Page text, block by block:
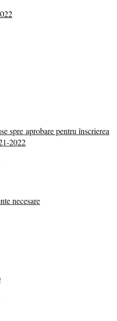
spre aprobare pentru înscrierea
2022
necesare